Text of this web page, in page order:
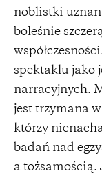
noblistki
boleśnie
spektaklu jako
narracyjnych.
jest trzymana
którzy
badań nad
a tożsamością.